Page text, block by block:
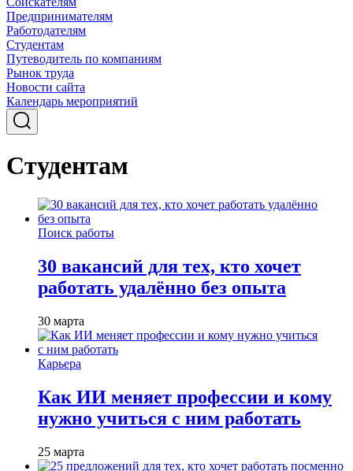
Предпринимателям
Работодателям
Студентам
Путеводитель по компаниям
Рынок труда
Новости сайта
Календарь мероприятий
Студентам
Поиск работы
30 вакансий для тех, кто хочет
работать удалённо без опыта
30 марта
Карьера
Как ИИ меняет профессии и кому
нужно учиться с ним работать
25 марта